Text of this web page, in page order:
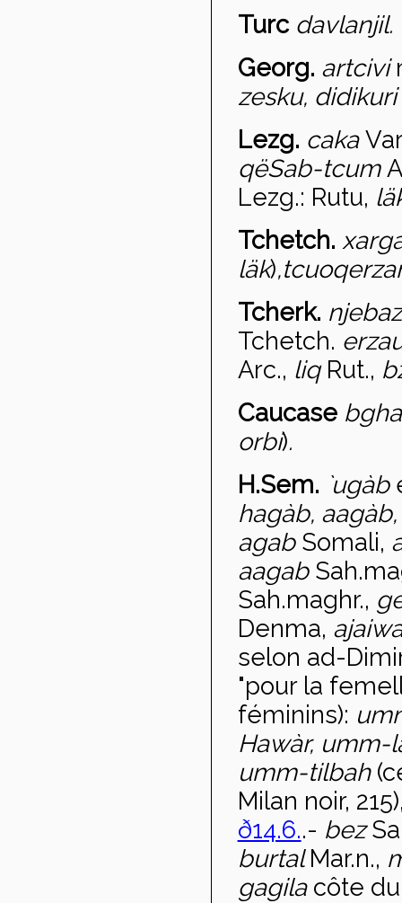
Turc davlanjil.
Georg. artcivi
zesku, didikuri
Lezg. caka
qëSab-tcum
Lezg.: Rutu,
Tchetch.
läk),
Tcherk. njebaz
Tchetch.
Arc., liq Rut.,
Caucase bgha
orbi).
H.Sem. `ugàb
hagàb,
agab Somali,
aagab
Sah.maghr.,
Denma,
selon ad-
"pour la
féminins):
Hawàr, umm-
umm-tilbah
Milan noir,
ð14.6..- bez
burtalMar.n.,
gagila côte